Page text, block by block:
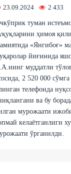
23.09.2024 2 433
туман
ҳимоя
«Янгибоғ»
йиғинида
муддатли
2 520 000 сўмга
телефонда
ва бу
мурожаати
келаётганлиги
ўрганилди.